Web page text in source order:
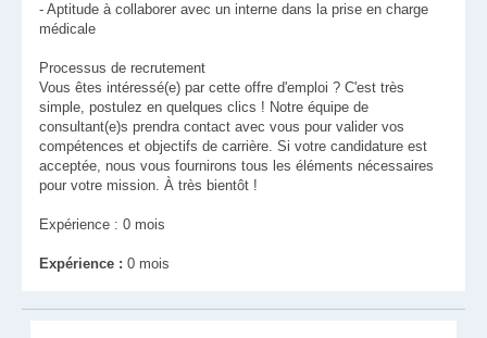
- Aptitude à collaborer avec un interne dans la prise en charge
médicale
Processus de recrutement
Vous êtes intéressé(e) par cette offre d'emploi ? C'est très
simple, postulez en quelques clics ! Notre équipe de
consultant(e)s prendra contact avec vous pour valider vos
compétences et objectifs de carrière. Si votre candidature est
acceptée, nous vous fournirons tous les éléments nécessaires
pour votre mission. À très bientôt !
Expérience : 0 mois
Expérience : 0 mois